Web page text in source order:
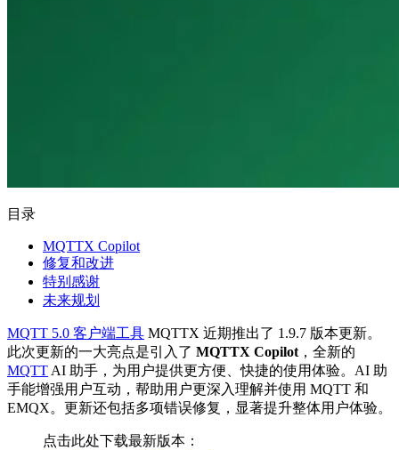
目录
MQTTX Copilot
修复和改进
特别感谢
未来规划
MQTT 5.0 客户端工具 MQTTX 近期推出了 1.9.7 版本更新。
此次更新的一大亮点是引入了 MQTTX Copilot，全新的
MQTTAI 助手，为用户提供更方便、快捷的使用体验。AI 助
手能增强用户互动，帮助用户更深入理解并使用 MQTT 和
EMQX。更新还包括多项错误修复，显著提升整体用户体验。
点击此处下载最新版本：